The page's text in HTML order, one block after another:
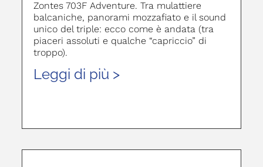
Zontes 703F Adventure. Tra mulattiere
balcaniche, panorami mozzafiato e il sound
unico del triple: ecco come è andata (tra
piaceri assoluti e qualche “capriccio” di
troppo).
Leggi di più >